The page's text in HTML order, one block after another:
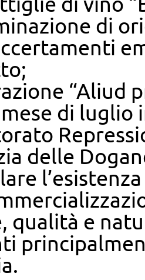
di
“Aliud
di luglio
delle
qualità e